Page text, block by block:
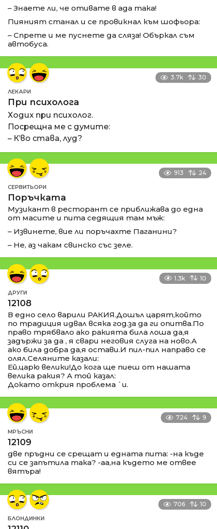
– Знаете ли, че отивате в ада така!
Пияният станал и се провикнал към шофьора:
– Спрете и ме пуснете да сляза! Объркал съм
автобуса.
3.7k 30
ЛЕКАРИ
При психолога
Ходих при психолог.
Посрещна ме с думите:
– К’во става, луд?
913 24
СЕРВИТЬОРИ
Поръчката
Музикант в ресторант се приближава до една
от масите и пита седящия там мъж:
– Извинете, вие ли поръчахте Паганини?
– Не, аз чакам свинско със зеле.
1.3k 10
ДРУГИ
12108
В едно село варили РАКИЯ.Дошъл царят,който
по традиция идвал всяка год.за да ги опитва.По
право трябвало ако ракията била лоша да,я
задържи за да , я свари неговия слуга на ново.А
ако била добра да,я остави.И пил-пил направо се
олял.Селяните казали:
Ей,царю велики!До кога ще пиеш от нашата
велика ракия? А той казал:
Докато открия проблема `и.
724 9
МРЪСНИ
12109
две пръдни се срещат и едната пита: -на къде
си се запътила така? -аа,на където ме отвее
вятъра!
706 10
БЛОНДИНКИ